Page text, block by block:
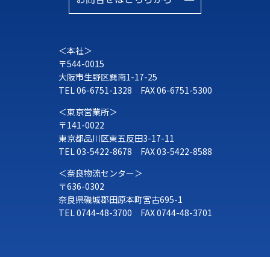
＜本社＞
〒544-0015
大阪市生野区巽南1-17-25
TEL 06-6751-1328 FAX 06-6751-5300
＜東京営業所＞
〒141-0022
東京都品川区東五反田3-17-11
TEL 03-5422-8678 FAX 03-5422-8588
＜奈良物流センター＞
〒636-0302
奈良県磯城郡田原本町宮古695-1
TEL 0744-48-3700 FAX 0744-48-3701